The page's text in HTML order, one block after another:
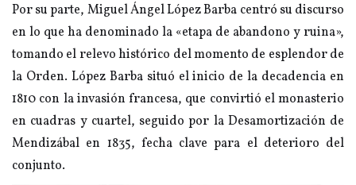
Por su parte, Miguel Ángel López Barba centró su discurso
en lo que ha denominado la «etapa de abandono y ruina»,
tomando el relevo histórico del momento de esplendor de
la Orden. López Barba situó el inicio de la decadencia en
1810 con la invasión francesa, que convirtió el monasterio
en cuadras y cuartel, seguido por la Desamortización de
Mendizábal en 1835, fecha clave para el deterioro del
conjunto.